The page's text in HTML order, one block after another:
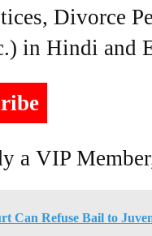
Divorce
in Hindi and
a VIP
Can Refuse Bail to